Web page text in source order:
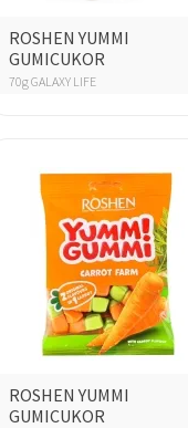
ROSHEN YUMMI
GUMICUKOR
70g GALAXY LIFE
ROSHEN YUMMI
GUMICUKOR